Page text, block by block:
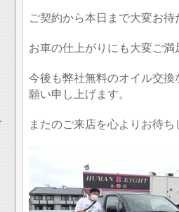
ご契約から本日まで大変お
お車の仕上がりにも大変ご
今後も弊社無料のオイル交
願い申し上げます。
またのご来店を心よりお待